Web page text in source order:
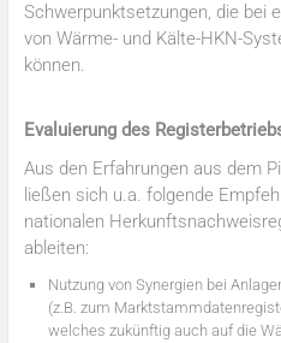
Schwerpunktsetzungen, die bei
von Wärme- und Kälte-HKN-
können.
Evaluierung des
Aus den Erfahrungen aus dem
ließen sich u.a. folgende
nationalen
ableiten:
Nutzung von Synergien bei
(z.B. zum
welches zukünftig auch auf die